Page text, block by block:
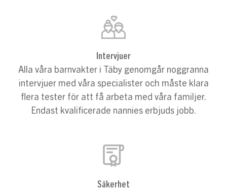
Intervjuer
Alla våra barnvakter i Täby genomgår noggranna
intervjuer med våra specialister och måste klara
flera tester för att få arbeta med våra familjer.
Endast kvalificerade nannies erbjuds jobb.
Säkerhet